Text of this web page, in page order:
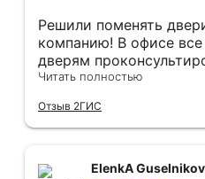
Решили поменять
компанию! В офисе все подсказали и по
дверям
фурнитуре. Анастасия
Монтаж быстро,
Сергея прямо
мусор убирает после
Читать полностью
Отзыв 2ГИС
ElenkA